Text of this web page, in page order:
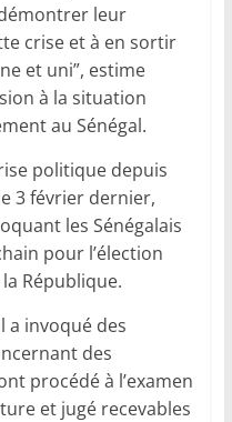
leur
crise et à en sortir
et uni”, estime
à la situation
au Sénégal.
politique depuis
3 février dernier,
les Sénégalais
pour l’élection
République.
a invoqué des
des
procédé à l’examen
et jugé recevables